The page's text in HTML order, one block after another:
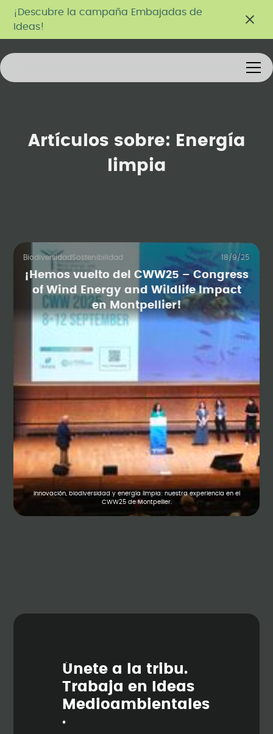
¡Descubre la campaña Embajadas de
Ideas!
Artículos sobre:
Energía
limpia
Biodiversidad Sostenibilidad 18/9/25
¡Hemos vuelto del CWW25 – Congress
of Wind Energy and Wildlife Impact
en Montpellier!
Innovación, biodiversidad y energía limpia: nuestra experiencia en el
CWW25 de Montpellier.
Únete a la tribu.
Trabaja en Ideas
Medioambienta les
.